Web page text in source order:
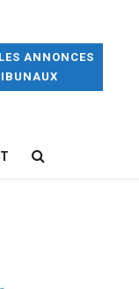
ANNONCES